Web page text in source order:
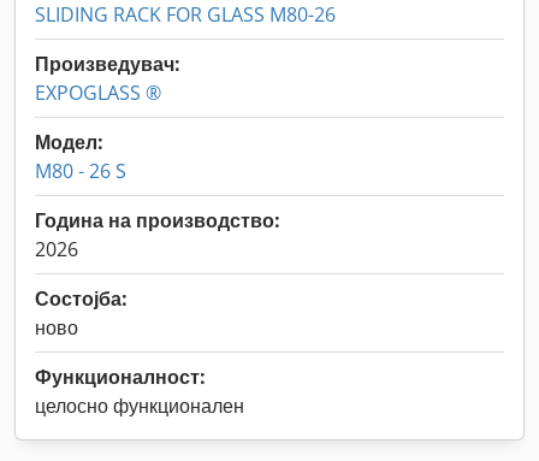
SLIDING RACK FOR GLASS M80-26
Произведувач:
EXPOGLASS ®
Модел:
M80 - 26 S
Година на производство:
2026
Состојба:
ново
Функционалност:
целосно функционален